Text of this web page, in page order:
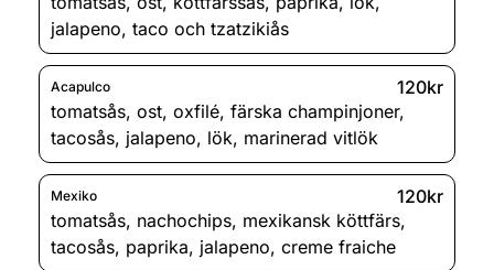
jalapeno, taco och tzatzikiås
Acapulco
120kr
tomatsås, ost, oxfilé, färska champinjoner,
tacosås, jalapeno, lök, marinerad vitlök
Mexiko
120kr
tomatsås, nachochips, mexikansk köttfärs,
tacosås, paprika, jalapeno, creme fraiche